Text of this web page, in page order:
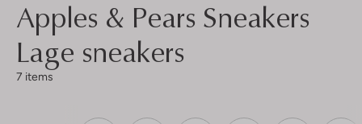
Apples & Pears Sneakers
Lage sneakers
7 items